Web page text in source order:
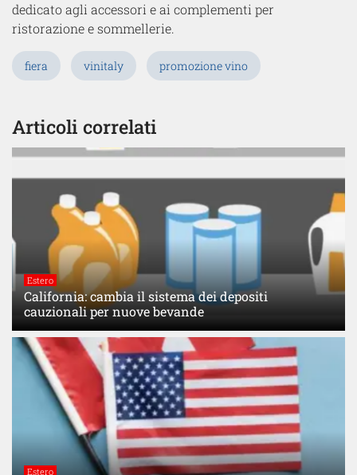
dedicato agli accessori e ai complementi per
ristorazione e sommellerie.
fiera vinitaly promozione vino
Articoli correlati
Estero
California: cambia il sistema dei depositi
cauzionali per nuove bevande
Estero